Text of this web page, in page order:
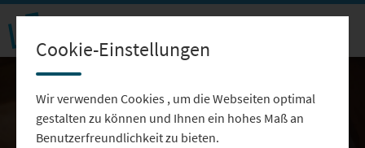
Cookie-Einstellungen
Wir verwenden Cookies , um die Webseiten optimal
gestalten zu können und Ihnen ein hohes Maß an
Benutzerfreundlichkeit zu bieten.